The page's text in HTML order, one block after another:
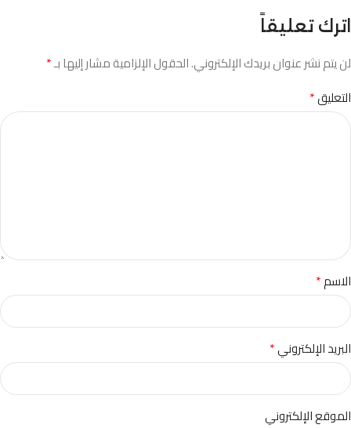
اترك تعليقاً
لن يتم نشر عنوان بريدك الإلكتروني.الحقول الإلزامية مشار إليها بـ*
التعليق*
الاسم*
البريد الإلكتروني*
الموقع الإلكتروني